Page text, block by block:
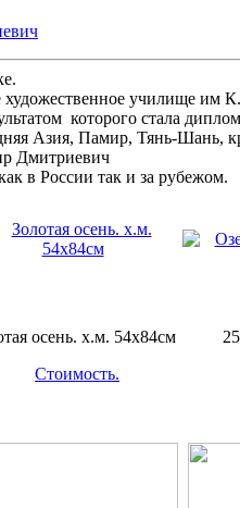
художественное училище им
которого стала
Азия, Памир, Тянь-Шань,
Дмитриевич
в России так и за рубежом.
осень. х.м. 54х84см
Стоимость.